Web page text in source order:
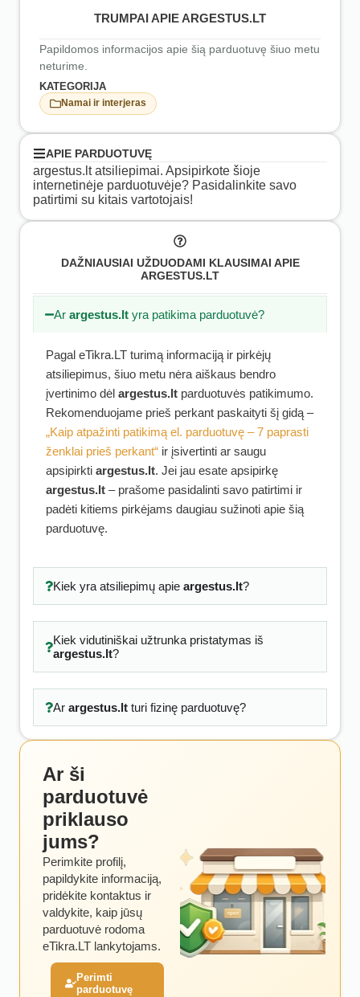
TRUMPAI APIE ARGESTUS.LT
Papildomos informacijos apie šią parduotuvę šiuo metu
neturime.
KATEGORIJA
Namai ir interjeras
APIE PARDUOTUVĘ
argestus.lt atsiliepimai. Apsipirkote šioje
internetinėje parduotuvėje? Pasidalinkite savo
patirtimi su kitais vartotojais!
DAŽNIAUSIAI UŽDUODAMI KLAUSIMAI APIE
ARGESTUS.LT
Arargestus.lt yra patikima parduotuvė?
Pagal eTikra.LT turimą informaciją ir pirkėjų
atsiliepimus, šiuo metu nėra aiškaus bendro
įvertinimo dėl argestus.lt parduotuvės patikimumo.
Rekomenduojame prieš perkant paskaityti šį gidą –
„Kaip atpažinti patikimą el. parduotuvę – 7 paprasti
ženklai prieš perkant“ ir įsivertinti ar saugu
apsipirkti argestus.lt. Jei jau esate apsipirkę
argestus.lt – prašome pasidalinti savo patirtimi ir
padėti kitiems pirkėjams daugiau sužinoti apie šią
parduotuvę.
Kiek yra atsiliepimų apie argestus.lt?
Kiek vidutiniškai užtrunka pristatymas iš
argestus.lt?
Ar argestus.ltturi fizinę parduotuvę?
Ar ši
parduotuvė
priklauso
jums?
Perimkite profilį,
papildykite informaciją,
pridėkite kontaktus ir
valdykite, kaip jūsų
parduotuvė rodoma
eTikra.LT lankytojams.
Perimti
parduotuvę